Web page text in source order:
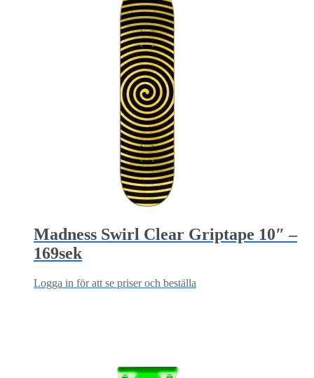
Madness Swirl Clear Griptape 10″ –
169sek
Logga in för att se priser och beställa